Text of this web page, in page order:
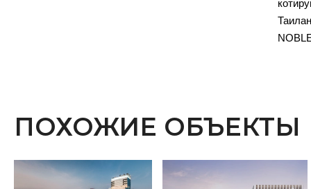
ПОХОЖИЕ ОБЪЕКТЫ